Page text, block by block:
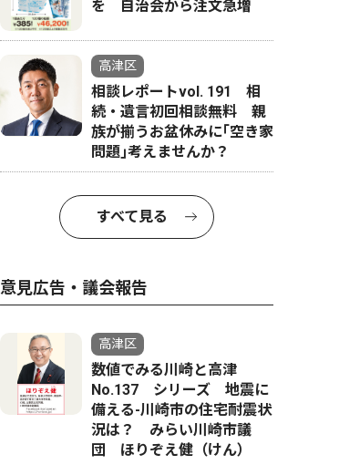
を 自治会から注文急増
高津区
相談レポートvol. 191 相
続・遺言初回相談無料 親
族が揃うお盆休みに｢空き家
問題｣考えませんか？
すべて見る
意見広告・議会報告
高津区
数値でみる川崎と高津
No.137 シリーズ 地震に
備える-川崎市の住宅耐震状
況は？ みらい川崎市議
団 ほりぞえ健（けん）